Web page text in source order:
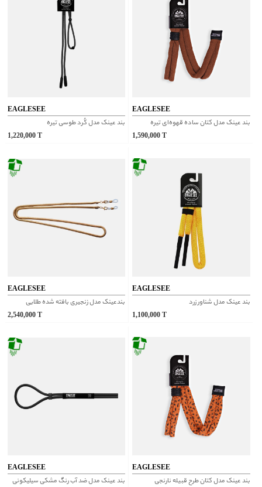
EAGLESEE
بند عینک مدل کُرد طوسی تیره
1,220,000
EAGLESEE
بند عینک مدل کتان ساده قهوه‌‌ای تیره
1,590,000
EAGLESEE
بندعینک مدل زنجیری بافته شده طلایی
2,540,000
EAGLESEE
بند عینک مدل شناور زرد
1,100,000
EAGLESEE
بند عینک مدل ضد آب رنگ مشکی سیلیکونی
EAGLESEE
بند عینک مدل کتان طرح قبیله نارنجی